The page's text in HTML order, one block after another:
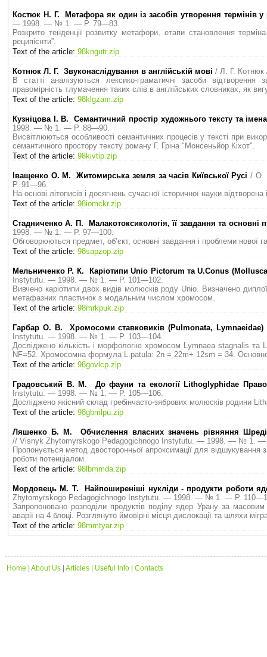
Костюк Н. Г. Метафора як один iз засобiв утворення термiнiв у
— 1998. — № 1. — P. 79—83.
Розкрито тенденції розвитку метафори, етапи становлення
реципієнти”.
Text of the article: 98kngutr.zip
Котнюк Л. Г. Звуконаслідування в англійській мові / Л. Г.
В статті аналізуються лексико-граматичні засоби
правомірність тлумачення таких слів в англійських словниках, як
Text of the article: 98klgzam.zip
Кузніцова І. В. Семантичний простір художнього тексту та
1998. — № 1. — P. 88—90.
Висвітлюються особливості семантичних процесів у тексті при
семантичного простору тексту роману Г. Гріна "Монсеньйор Кіхот".
Text of the article: 98kivtip.zip
Іващенко О. М. Житомирська земля за часів Київської Русі / О.
P. 91—96.
На основі літописів і досягнень сучасної історичної науки
Text of the article: 98iomckr.zip
Стадниченко А. П. Малакотоксикологія, її завдання та основні
1998. — № 1. — P. 97—100.
Обговорюються предмет, об’єкт, основні завдання і проблеми нової
Text of the article: 98sapzop.zip
Мельниченко Р. К. Каріотипи Unio Pictorum та U.Conus
Instytutu. — 1998. — № 1. — P. 101—102.
Вивчено каріотипи двох видів молюсків роду Unio. Визначено
метафазних пластинок з модальним числом хромосом.
Text of the article: 98mrkpuk.zip
Гарбар О. В. Хромосоми ставковиків (Pulmonata, Lymnaeidae)
Instytutu. — 1998. — № 1. — P. 103—104.
Дослiджено кiлькiсть i морфологiю хромосом Lymnaea stagnalis
NF=52. Хромосомна формула L.patula: 2n = 22m+ 12sm = 34.
Text of the article: 98govlcp.zip
Градовський В. М. До фауни та екології Lithoglyphidae
Instytutu. — 1998. — № 1. — P. 105—106.
Досліджено якісний склад гребінчасто-зябрових молюсків родини
Text of the article: 98gbmlpu.zip
Ляшенко Б. М. Обчислення власних значень рівняння
// Visnyk Zhytomyrskogo Pedagogichnogo Instytutu. — 1998. — № 1.
Пропонується метод двосторонньої апроксимації для відшукування
роботи потенціалом.
Text of the article: 98lbmmda.zip
Мордовець М. Т. Найпоширеніші нукліди - продукти роботи
Zhytomyrskogo Pedagogichnogo Instytutu. — 1998. — № 1. — P.
Запропоновано розподіли продуктів поділу ядер Урану за
аварії на 4 блоці. Розглянуто ймовірні місця дислокації та шляхи
Text of the article: 98mmtyar.zip
Home About Us Articles Useful Info Contacts